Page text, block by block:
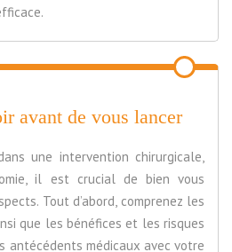
avant de vous lancer
une intervention chirurgicale,
il est crucial de bien vous
Tout d’abord, comprenez les
que les bénéfices et les risques
antécédents médicaux avec votre